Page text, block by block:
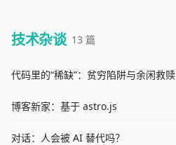
技术杂谈 13 篇
代码里的“稀缺”：贫穷陷阱与余闲救赎
博客新家：基于 astro.js
对话：人会被 AI 替代吗？